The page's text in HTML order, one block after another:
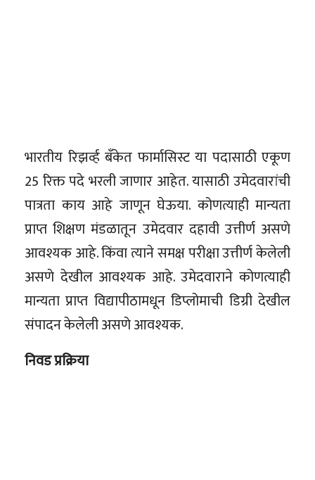
भारतीय रिझर्व्ह बँकेत फार्मासिस्ट या पदासाठी एकूण
25 रिक्त पदे भरली जाणार आहेत. यासाठी उमेदवारांची
पात्रता काय आहे जाणून घेऊया. कोणत्याही मान्यता
प्राप्त शिक्षण मंडळातून उमेदवार दहावी उत्तीर्ण असणे
आवश्यक आहे. किंवा त्याने समक्ष परीक्षा उत्तीर्ण केलेली
असणे देखील आवश्यक आहे. उमेदवाराने कोणत्याही
मान्यता प्राप्त विद्यापीठामधून डिप्लोमाची डिग्री देखील
संपादन केलेली असणे आवश्यक.
निवड प्रक्रिया